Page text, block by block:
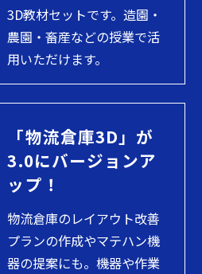
3D教材セットです。造園・
農園・畜産などの授業で活
用いただけます。
「物流倉庫3D」が
3.0にバージョンア
ップ！
物流倉庫のレイアウト改善
プランの作成やマテハン機
器の提案にも。機器や作業